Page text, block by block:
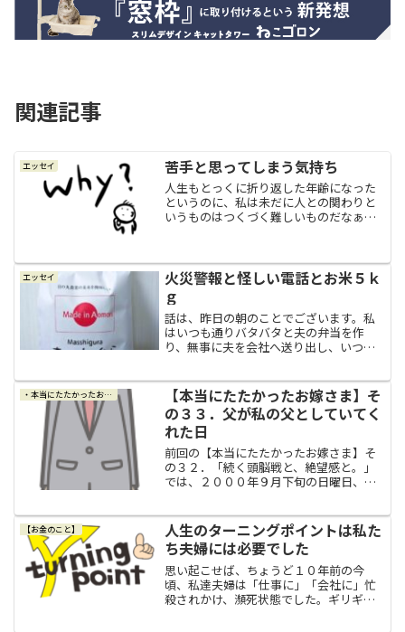
関連記事
エッセイ 苦手と思ってしまう気持ち
人生もとっくに折り返した年齢になった
というのに、私は未だに人との関わりと
いうものはつくづく難しいものだなぁ～
んだろうと思います。でもだからと言っ
て、全てが自分のせいだと...
エッセイ
火災警報と怪しい電話とお米５ｋ
ｇ
話は、昨日の朝のことでございます。私
はいつも通りバタバタと夫の弁当を作
り、無事に夫を会社へ送り出し、いつも
やっと私も朝ごはんを食べましょうか
ね、と思ったその時です。ファン...
・本当にたたかったお嫁さま
【本当にたたかったお嫁さま】そ
の３３．父が私の父としていてく
れた日
前回の【本当にたたかったお嫁さま】そ
の３２．「続く頭脳戦と、絶望感と。」
では、２０００年９月下旬の日曜日、い
母は食事会に来ないと言われました。そ
の言葉を聞いて、私は一瞬...
【お金のこと】
人生のターニングポイントは私た
ち夫婦には必要でした
思い起こせば、ちょうど１０年前の今
頃、私達夫婦は「仕事に」「会社に」忙
殺されかけ、瀕死状態でした。ギリギリ